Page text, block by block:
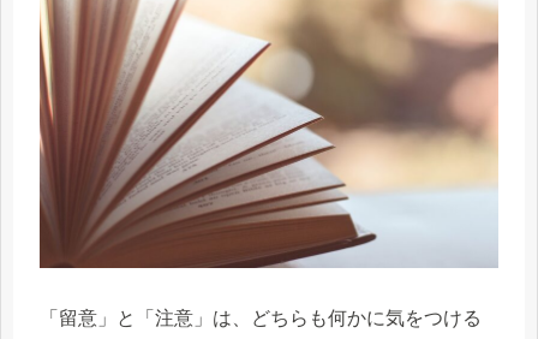
「留意」と「注意」は、どちらも何かに気をつける